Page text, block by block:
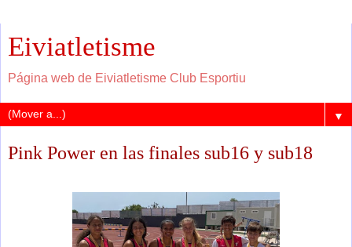
Eiviatletisme
Página web de Eiviatletisme Club Esportiu
▼
Pink Power en las finales sub16 y sub18